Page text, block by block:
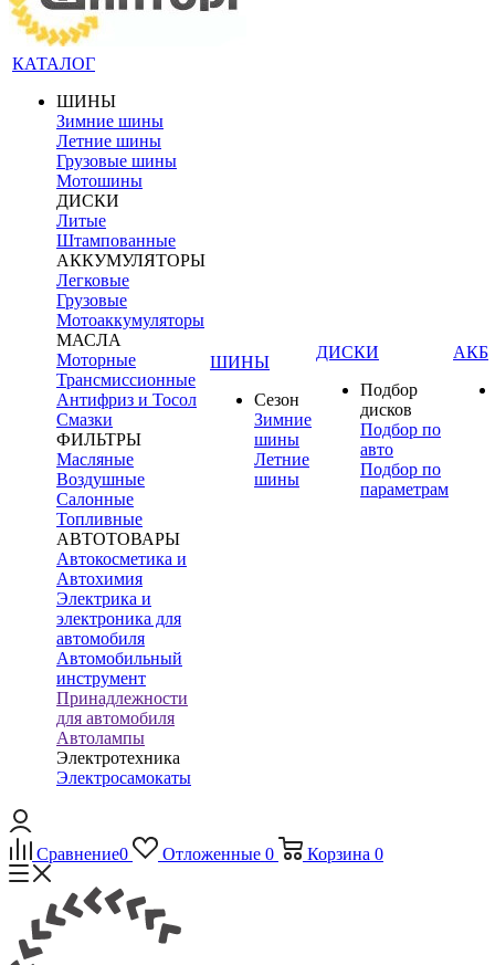
КАТАЛОГ
ШИНЫ
Зимние шины
Летние шины
Грузовые шины
Мотошины
ДИСКИ
Литые
Штампованные
АККУМУЛЯТОРЫ
Легковые
Грузовые
Мотоаккумуляторы
МАСЛА
Моторные
Трансмиссионные
Антифриз и Тосол
Смазки
ФИЛЬТРЫ
Масляные
Воздушные
Салонные
Топливные
АВТОТОВАРЫ
Автокосметика и
Автохимия
Электрика и
электроника для
автомобиля
Автомобильный
инструмент
Принадлежности
для автомобиля
Автолампы
Электротехника
Электросамокаты
ШИНЫ
Сезон
Зимние
шины
Летние
шины
ДИСКИ
Подбор
дисков
Подбор по
авто
Подбор по
параметрам
АКБ
Сравнение0 Отложенные 0 Корзина 0